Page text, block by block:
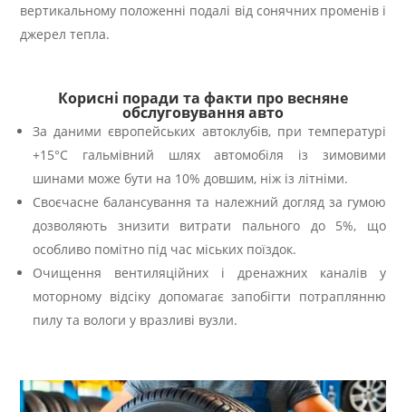
вертикальному положенні подалі від сонячних променів і
джерел тепла.
Корисні поради та факти про весняне
обслуговування авто
За даними європейських автоклубів, при температурі
+15°C гальмівний шлях автомобіля із зимовими
шинами може бути на 10% довшим, ніж із літніми.
Своєчасне балансування та належний догляд за гумою
дозволяють знизити витрати пального до 5%, що
особливо помітно під час міських поїздок.
Очищення вентиляційних і дренажних каналів у
моторному відсіку допомагає запобігти потраплянню
пилу та вологи у вразливі вузли.